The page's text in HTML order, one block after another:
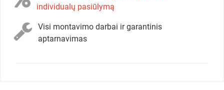
individualų pasiūlymą
Visi montavimo darbai ir garantinis
aptarnavimas